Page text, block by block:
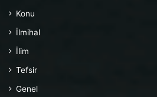
Konu
İlmihal
İlim
Tefsir
Genel